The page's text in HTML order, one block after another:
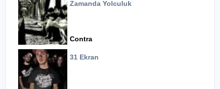
Zamanda Yolculuk
Contra
31 Ekran